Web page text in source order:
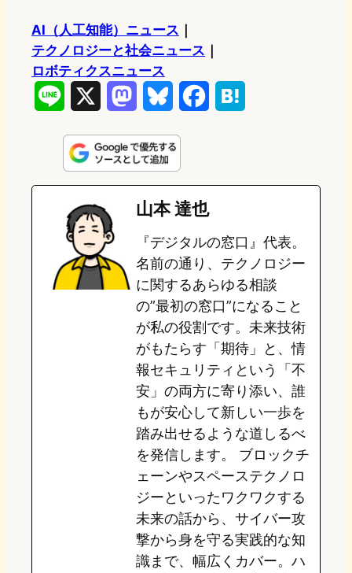
AI（人工知能）ニュース
テクノロジーと社会ニュース
ロボティクスニュース
n
e
s
t
o
o
n
u
e
s
k
e
b
o
o
k
e
a
山本 達也
『デジタルの窓口』代表。
名前の通り、テクノロジー
に関するあらゆる相談
の”最初の窓口”になること
が私の役割です。未来技術
がもたらす「期待」と、情
報セキュリティという「不
安」の両方に寄り添い、誰
もが安心して新しい一歩を
踏み出せるような道しるべ
を発信します。 ブロックチ
ェーンやスペーステクノロ
ジーといったワクワクする
未来の話から、サイバー攻
撃から身を守る実践的な知
識まで、幅広くカバー。ハ